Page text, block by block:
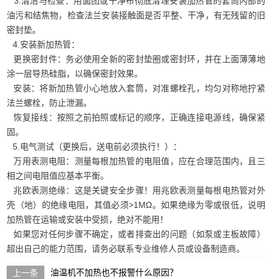
油污和结焦物，检查法兰安装接触面是否平整、干净，有无残留的旧
密封垫。
4.安装新加热管：
更换密封件：务必使用全新的密封垫圈或密封环，并在上面薄薄地
涂一层导热硅脂，以确保密封效果。
安装：将新加热管小心地放入套筒，对准螺栓孔，均匀对称地拧紧
法兰螺栓，防止泄漏。
恢复接线：按照之前拍照或标记的顺序，正确连接电源线，确保紧
固。
5.电气测试（更换后，送电前必须执行！）：
万用表测电阻：测量每根加热管的电阻值，应在合理范围内，且三
相之间电阻值应基本平衡。
兆欧表测绝缘：这是关键安全步骤！用兆欧表测量每根电热管对外
壳（地）的绝缘电阻，其值必须>1MΩ。如果绝缘为零或很低，说明
加热管在运输或安装中受损，绝对不能用！
如果您对任何步骤不确定，或者排查出的问题（如泵或主板故障）
超出自己的能力范围，请务必联系专业维修人员或设备制造商。
油温机不加热也不报警什么原因？